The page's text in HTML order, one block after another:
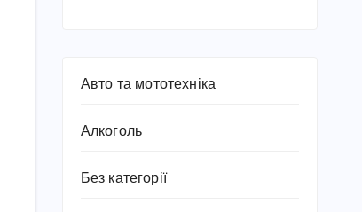
Авто та мототехніка
Алкоголь
Без категорії